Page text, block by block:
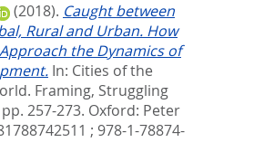
(2018). Caught between
Rural and Urban. How
the Dynamics of
In: Cities of the
Framing, Struggling
pp. 257-273. Oxford: Peter
; 978-1-78874-